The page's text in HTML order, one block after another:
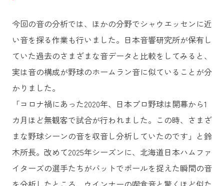
今回の音の分析では、ほかの分野でシャウエッセンに近
い音を探る作業も行いました。日本音響研究所が保有し
ていた過去のさまざまな音データと比較をしてみると、
実は音の構成が野球のホームラン音に似ていることが分
かりました。
「コロナ禍にあった2020年、日本プロ野球は開幕から1
カ月ほど無観客で試合が行われました。この時、さまざ
まな野球シーンの音を収音し分析していたのです」と鈴
木所長。改めて2025年シーズンに、北海道日本ハムファ
イターズの選手たちがバットでボールを捉えた瞬間の音